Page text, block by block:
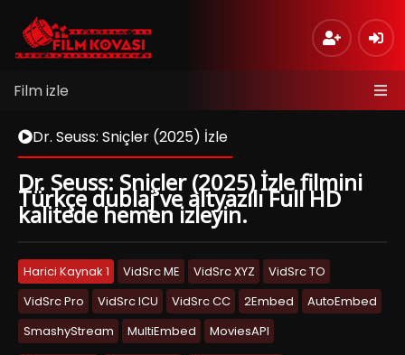
Film izle
Dr. Seuss: Sniçler (2025) İzle
Dr. Seuss: Sniçler (2025) İzle filmini
Türkçe dublaj ve altyazılı Full HD
kalitede hemen izleyin.
Harici Kaynak 1 VidSrc ME VidSrc XYZ
VidSrc TO
VidSrc Pro
VidSrc ICU VidSrc CC 2Embed
AutoEmbed
SmashyStream
MultiEmbed MoviesAPI